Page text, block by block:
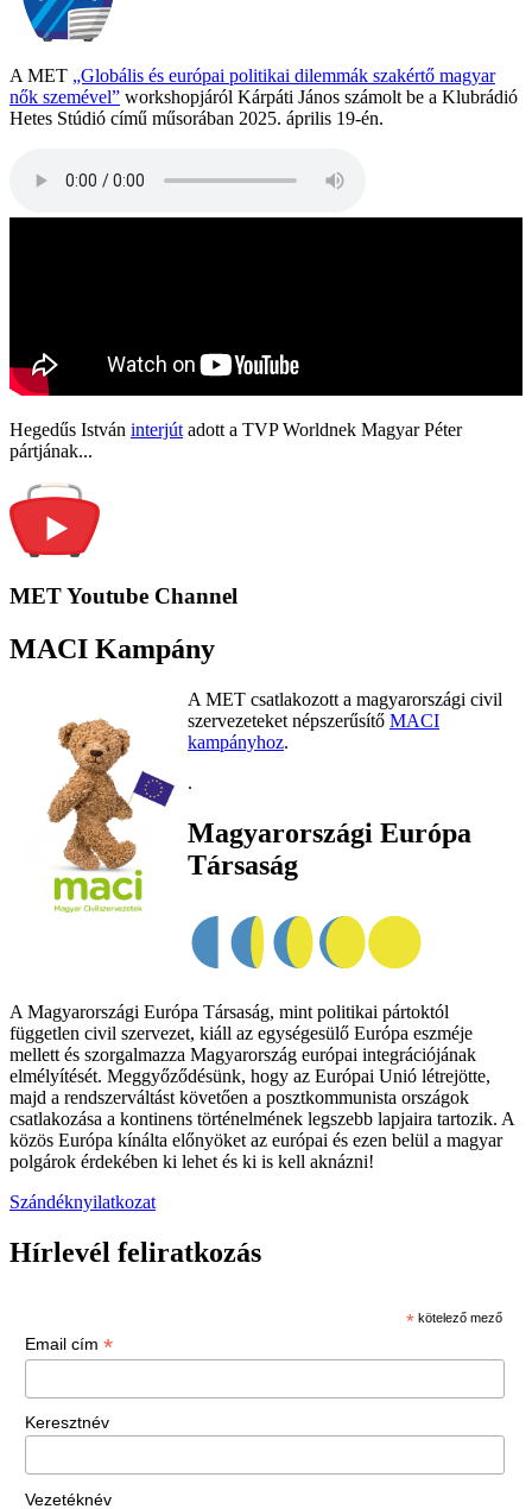
A MET „Globális és európai politikai dilemmák szakértő magyar
nők szemével” workshopjáról Kárpáti János számolt be a Klubrádió
Hetes Stúdió című műsorában 2025. április 19-én.
Hegedűs István interjút adott a TVP Worldnek Magyar Péter
pártjának...
MET Youtube Channel
MACI Kampány
A MET csatlakozott a magyarországi civil
szervezeteket népszerűsítő MACI
kampányhoz.
.
Magyarországi Európa
Társaság
A Magyarországi Európa Társaság, mint politikai pártoktól
független civil szervezet, kiáll az egységesülő Európa eszméje
mellett és szorgalmazza Magyarország európai integrációjának
elmélyítését. Meggyőződésünk, hogy az Európai Unió létrejötte,
majd a rendszerváltást követően a posztkommunista országok
csatlakozása a kontinens történelmének legszebb lapjaira tartozik. A
közös Európa kínálta előnyöket az európai és ezen belül a magyar
polgárok érdekében ki lehet és ki is kell aknázni!
Szándéknyilatkozat
Hírlevél feliratkozás
* kötelező mező
Email cím *
Keresztnév
Vezetéknév